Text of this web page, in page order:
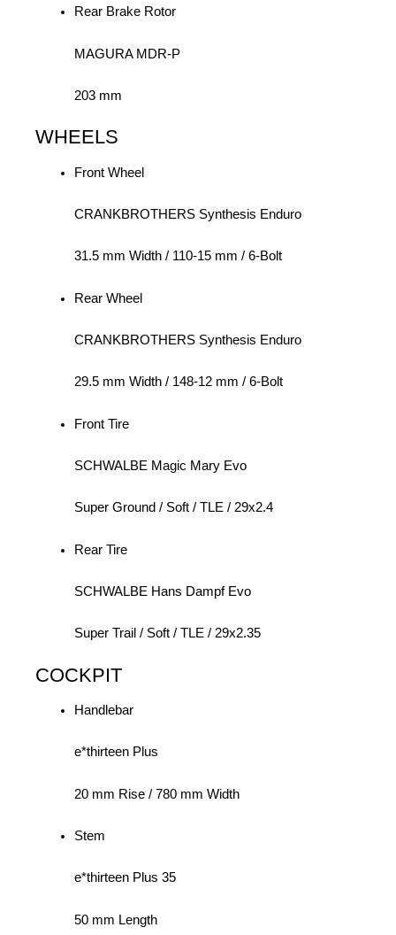
Rear Brake Rotor
MAGURA MDR-P
203 mm
WHEELS
Front Wheel
CRANKBROTHERS Synthesis Enduro
31.5 mm Width / 110-15 mm / 6-Bolt
Rear Wheel
CRANKBROTHERS Synthesis Enduro
29.5 mm Width / 148-12 mm / 6-Bolt
Front Tire
SCHWALBE Magic Mary Evo
Super Ground / Soft / TLE / 29x2.4
Rear Tire
SCHWALBE Hans Dampf Evo
Super Trail / Soft / TLE / 29x2.35
COCKPIT
Handlebar
e*thirteen Plus
20 mm Rise / 780 mm Width
Stem
e*thirteen Plus 35
50 mm Length